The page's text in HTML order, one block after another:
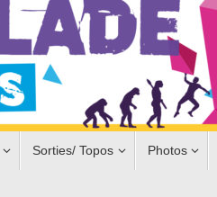
Sorties/ Topos Photos